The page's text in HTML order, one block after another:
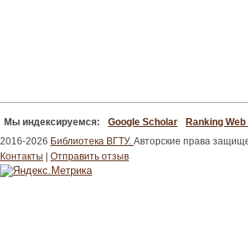
Мы индексируемся: Google Scholar Ranking
2016-2026 Библиотека ВГТУ. Авторские права
Контакты
Отправить отзыв